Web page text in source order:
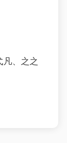
凡、之之